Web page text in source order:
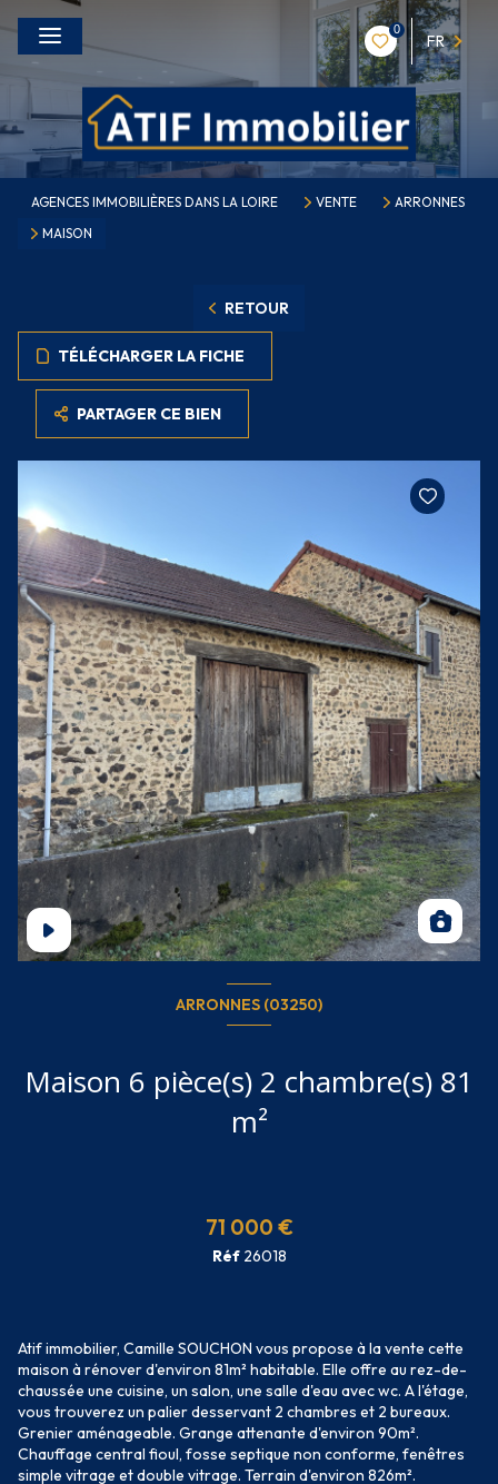
0
FR
AGENCES IMMOBILIÈRES DANS LA LOIRE VENTE
ARRONNES
MAISON
RETOUR
TÉLÉCHARGER LA FICHE
PARTAGER CE BIEN
ARRONNES (03250)
Maison 6 pièce(s) 2 chambre(s) 81
m²
71 000 €
Réf 26018
Atif immobilier, Camille SOUCHON vous propose à la vente cette
maison à rénover d'environ 81m² habitable. Elle offre au rez-de-
chaussée une cuisine, un salon, une salle d'eau avec wc. A l'étage,
vous trouverez un palier desservant 2 chambres et 2 bureaux.
Grenier aménageable. Grange attenante d'environ 90m².
Chauffage central fioul, fosse septique non conforme, fenêtres
simple vitrage et double vitrage. Terrain d'environ 826m².